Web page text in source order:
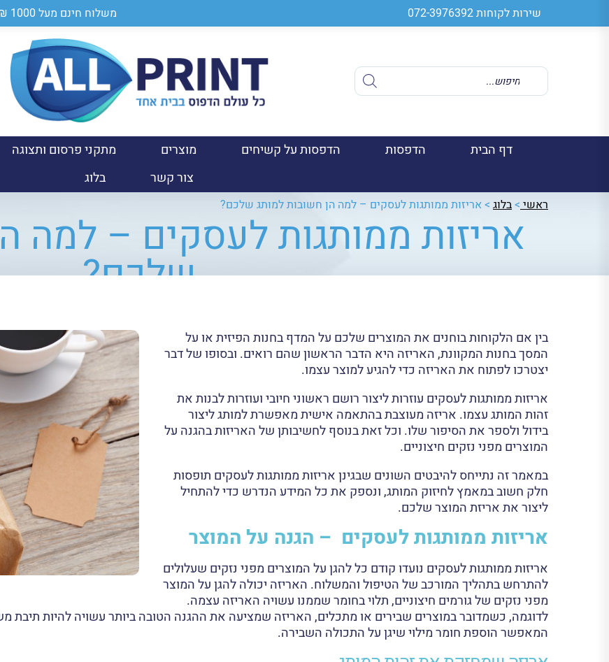
שירות לקוחות072-3976392 משלוח חינם מעל 1000 ₪ / מספר ספק במשרד הביטחון 0011024950
Products
search
דף הבית הדפסות הדפסות על קשיחים מוצרים מתקני פרסום ותצוגה
צור קשר
בלוג
ראשי >בלוג >אריזות ממותגות לעסקים – למה הן חשובות למותג שלכם?
אריזות ממותגות לעסקים – למה
שלכם?
בין אם הלקוחות בוחנים את המוצרים שלכם על המדף בחנות הפיזית או על
המסך בחנות המקוונת, האריזה היא הדבר הראשון שהם רואים. ובסופו של דבר
יצטרכו לפתוח את האריזה כדי להגיע למוצר עצמו.
אריזות ממותגות לעסקים עוזרות ליצור רושם ראשוני חיובי ועוזרות לבנות את
זהות המותג עצמו. אריזה מעוצבת בהתאמה אישית מאפשרת למותג ליצור
בידול ולספר את הסיפור שלו. וכל זאת בנוסף לחשיבותן של האריזות בהגנה על
המוצרים מפני נזקים חיצוניים.
במאמר זה נתייחס להיבטים השונים שבגינן אריזות ממותגות לעסקים תופסות
חלק חשוב במאמץ לחיזוק המותג, ונספק את כל המידע הנדרש כדי להתחיל
ליצור את אריזת המוצר שלכם.
אריזות ממותגות לעסקים – הגנה על המוצר
אריזות ממותגות לעסקים נועדו קודם כל להגן על המוצרים מפני נזקים שעלולים
להתרחש בתהליך המורכב של הטיפול והמשלוח. האריזה יכולה להגן על המוצר
מפני נזקים של גורמים חיצוניים, תלוי בחומר שממנו עשויה האריזה עצמה.
לדוגמה, כשמדובר במוצרים שבירים או מתכלים, האריזה שמציעה את ההגנה הטובה ביותר עשויה להיות תיבת
המאפשר הוספת חומר מילוי שיגן על התכולה השבירה.